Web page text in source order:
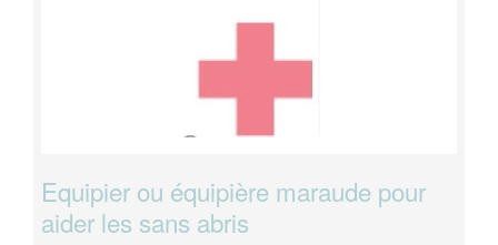
Equipier ou équipière maraude pour
aider les sans abris